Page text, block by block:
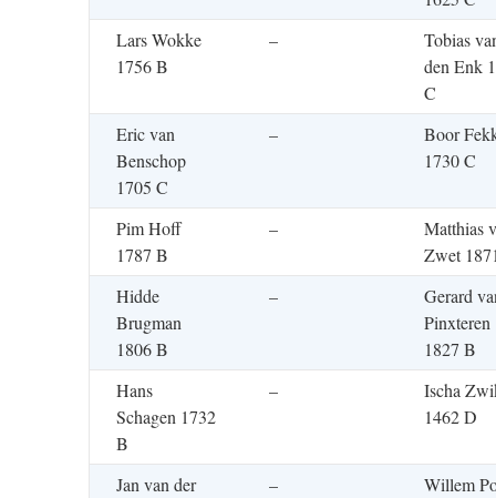
Lars Wokke
1756 B
–
Tobias
den Enk
C
Eric van
Benschop
1705 C
–
Boor
1730 C
Pim Hoff
1787 B
–
Matthias
Zwet
Hidde
Brugman
1806 B
–
Gerard
Pinxteren
1827 B
Hans
Schagen 1732
B
–
Ischa
1462 D
Jan van der
–
Willem